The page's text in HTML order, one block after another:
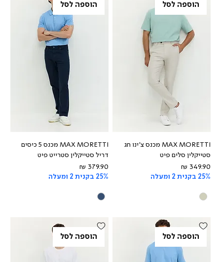
הוספה לסל
MAX MORETTI מכנס צ'ינו חג
סטייקלין סלים פיט
מחיר
25% בקנית 2 ומעלה
הוספה לסל
MAX MORETTI מכנס 5 כיסים
דריל סטייקלין סטרייט פיט
מחיר
25% בקנית 2 ומעלה
הוספה לסל הוספה לסל